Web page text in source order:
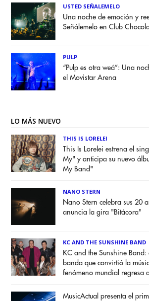
USTED SEÑALEMELO
Una noche de emoción y
Señálemelo en Club
PULP
“Pulp es otra weá”: Una
el Movistar Arena
LO MÁS NUEVO
THIS IS LORELEI
This Is Lorelei estrena el
My" y anticipa su nuevo
My Band"
NANO STERN
Nano Stern celebra sus 20
anuncia la gira "Bitácora"
KC AND THE SUNSHINE BAND
KC and the Sunshine
banda que convirtió la
fenómeno mundial regresa
MusicActual presenta el